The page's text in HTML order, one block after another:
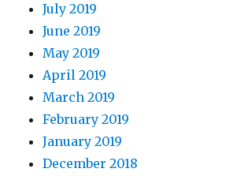
July 2019
June 2019
May 2019
April 2019
March 2019
February 2019
January 2019
December 2018